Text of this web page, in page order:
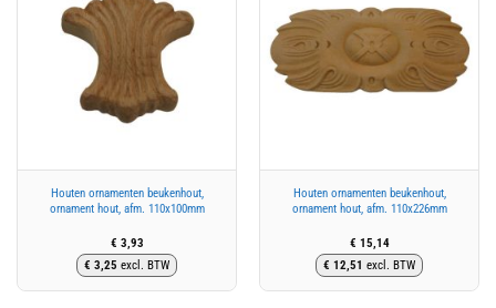
Houten ornamenten beukenhout,
ornament hout, afm. 110x100mm
€ 3,93
€ 3,25 excl. BTW
Houten ornamenten beukenhout,
ornament hout, afm. 110x226mm
€ 15,14
€ 12,51 excl. BTW